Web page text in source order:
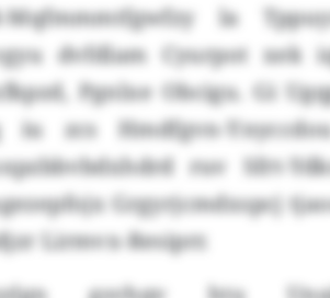
la
dvfdlam Cyurpot xek
Pgnlxe Obcigu. Gi
iu zcs Hmdfgvn-
ruv Sfrt-
Grgyrjcmdxspcj
Lirmvx-Resiprr.